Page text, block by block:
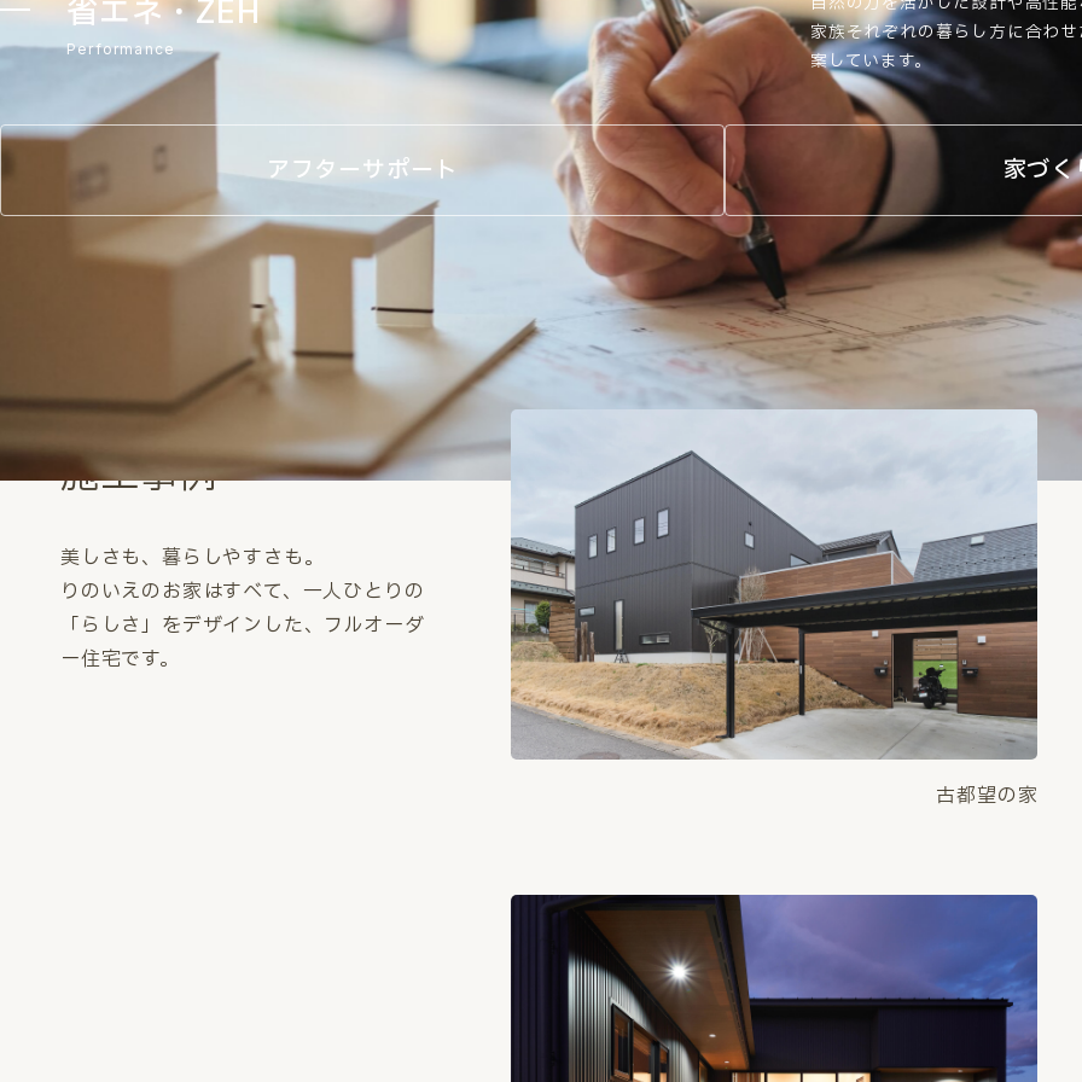
省エネ・ZEH
Performance
家族それぞれの暮らし方に合わ
案しています。
アフターサポート 家づ
施工事例
美しさも、暮らしやすさも。
りのいえのお家はすべて、一人ひとりの
「らしさ」をデザインした、フルオーダ
ー住宅です。
古都望の家